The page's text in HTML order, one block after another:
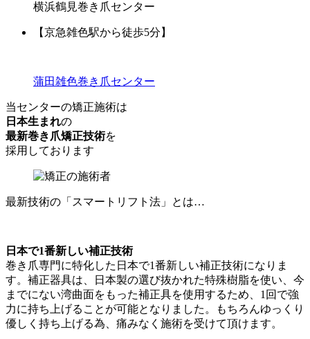
横浜鶴見巻き爪センター
【京急雑色駅から徒歩5分】
蒲田雑色巻き爪センター
当センターの矯正施術は
日本生まれの
最新巻き爪矯正技術を
採用しております
最新技術の「スマートリフト法」とは…
日本で1番新しい補正技術
巻き爪専門に特化した日本で1番新しい補正技術になりま
す。補正器具は、日本製の選び抜かれた特殊樹脂を使い、今
までにない湾曲面をもった補正具を使用するため、1回で強
力に持ち上げることが可能となりました。もちろんゆっくり
優しく持ち上げる為、痛みなく施術を受けて頂けます。